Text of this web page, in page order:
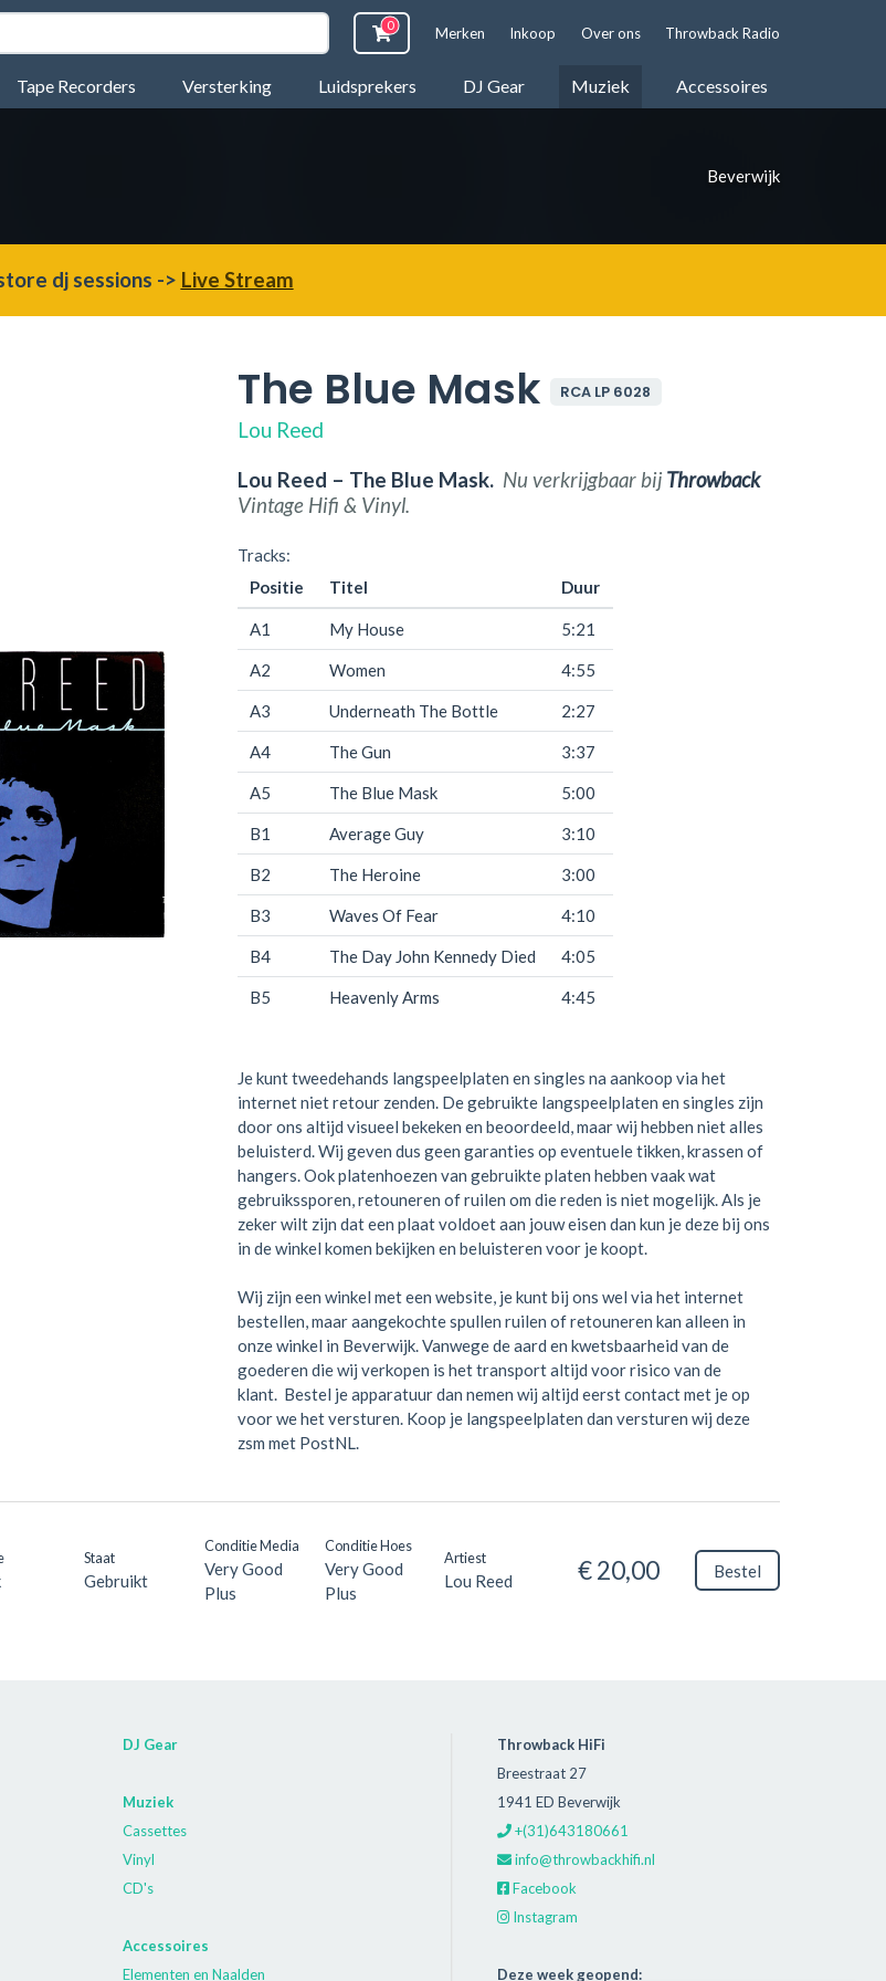
Tape Recorders Versterking Luidsprekers DJ Gear Muziek Accessoires
Merken Inkoop Over ons Throwback Radio
Beverwijk
dj sessions -> Live Stream
The Blue Mask RCA LP 6028
Lou Reed
Lou Reed – The Blue Mask. Nu verkrijgbaar bij Throwback
Vintage Hifi & Vinyl.
Tracks:
Positie
Titel Duur
A1 My House 5:21
A2 Women 4:55
A3 Underneath The Bottle 2:27
A4 The Gun 3:37
A5 The Blue Mask 5:00
B1 Average Guy 3:10
B2 The Heroine 3:00
B3 Waves Of Fear 4:10
B4 The Day John Kennedy Died 4:05
B5 Heavenly Arms 4:45
Je kunt tweedehands langspeelplaten en singles na aankoop via het
internet niet retour zenden. De gebruikte langspeelplaten en singles zijn
door ons altijd visueel bekeken en beoordeeld, maar wij hebben niet alles
beluisterd. Wij geven dus geen garanties op eventuele tikken, krassen of
hangers. Ook platenhoezen van gebruikte platen hebben vaak wat
gebruikssporen, retouneren of ruilen om die reden is niet mogelijk. Als je
zeker wilt zijn dat een plaat voldoet aan jouw eisen dan kun je deze bij ons
in de winkel komen bekijken en beluisteren voor je koopt.
Wij zijn een winkel met een website, je kunt bij ons wel via het internet
bestellen, maar aangekochte spullen ruilen of retouneren kan alleen in
onze winkel in Beverwijk. Vanwege de aard en kwetsbaarheid van de
goederen die wij verkopen is het transport altijd voor risico van de
klant. Bestel je apparatuur dan nemen wij altijd eerst contact met je op
voor we het versturen. Koop je langspeelplaten dan versturen wij deze
zsm met PostNL.
Staat
Gebruikt
Conditie Media
Very Good
Plus
Conditie Hoes
Very Good
Plus
Artiest
Lou Reed € 20,00 Bestel
DJ Gear
Muziek
Cassettes
Vinyl
CD's
Accessoires
Elementen en Naalden
Throwback HiFi
Breestraat 27
1941 ED Beverwijk
+(31)643180661
info@throwbackhifi.nl
Facebook
Instagram
Deze week geopend: